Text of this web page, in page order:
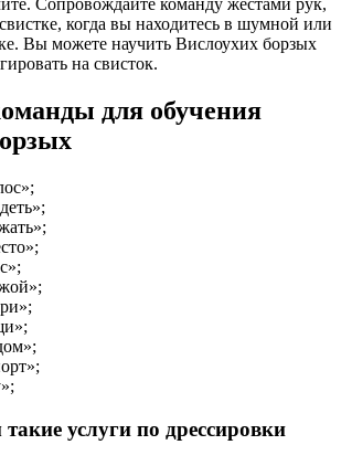
Сопровождайте команду жестами рук,
когда вы находитесь в шумной или
Вы можете научить Вислоухих борзых
на свисток.
для обучения
услуги по дрессировки